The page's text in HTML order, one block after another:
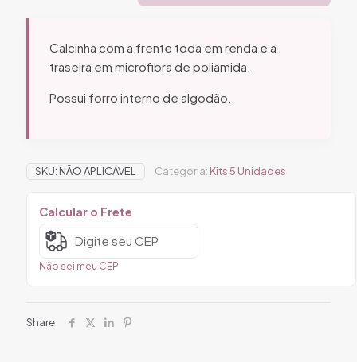
ref.79
quantidade
Calcinha com a frente toda em renda e a
traseira em microfibra de poliamida.
Possui forro interno de algodão.
SKU: NÃO APLICÁVEL Categoria: Kits 5 Unidades
Calcular o Frete
Não sei meu CEP
Share